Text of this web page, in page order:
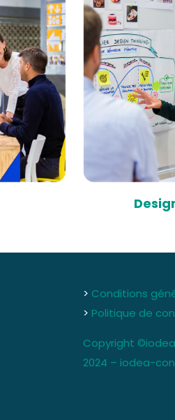
> Conditions
> Politique de
Copyright ©iodea
2024 – iodea-